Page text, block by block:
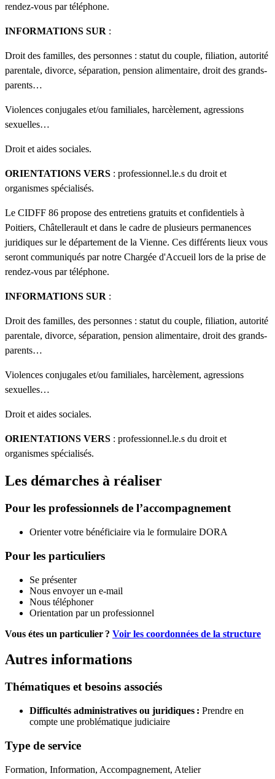
rendez-vous par téléphone.
INFORMATIONS SUR :
Droit des familles, des personnes : statut du couple, filiation, autorité
parentale, divorce, séparation, pension alimentaire, droit des grands-
parents…
Violences conjugales et/ou familiales, harcèlement, agressions
sexuelles…
Droit et aides sociales.
ORIENTATIONS VERS : professionnel.le.s du droit et
organismes spécialisés.
Le CIDFF 86 propose des entretiens gratuits et confidentiels à
Poitiers, Châtellerault et dans le cadre de plusieurs permanences
juridiques sur le département de la Vienne. Ces différents lieux vous
seront communiqués par notre Chargée d'Accueil lors de la prise de
rendez-vous par téléphone.
INFORMATIONS SUR :
Droit des familles, des personnes : statut du couple, filiation, autorité
parentale, divorce, séparation, pension alimentaire, droit des grands-
parents…
Violences conjugales et/ou familiales, harcèlement, agressions
sexuelles…
Droit et aides sociales.
ORIENTATIONS VERS : professionnel.le.s du droit et
organismes spécialisés.
Les démarches à réaliser
Pour les professionnels de l’accompagnement
Orienter votre bénéficiaire via le formulaire DORA
Pour les particuliers
Se présenter
Nous envoyer un e-mail
Nous téléphoner
Orientation par un professionnel
Vous étes un particulier ? Voir les coordonnées de la structure
Autres informations
Thématiques et besoins associés
Difficultés administratives ou juridiques : Prendre en
compte une problématique judiciaire
Type de service
Formation, Information, Accompagnement, Atelier